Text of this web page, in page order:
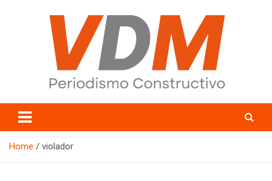
valledelmayo.com
Home violador